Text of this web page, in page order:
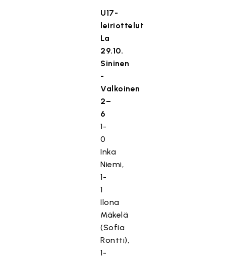
U17-
leiriottelut
La
29.10.
Sininen
-
Valkoinen
2–
6
1-
0
Inka
Niemi,
1-
1
Ilona
Mäkelä
(Sofia
Rontti),
1-